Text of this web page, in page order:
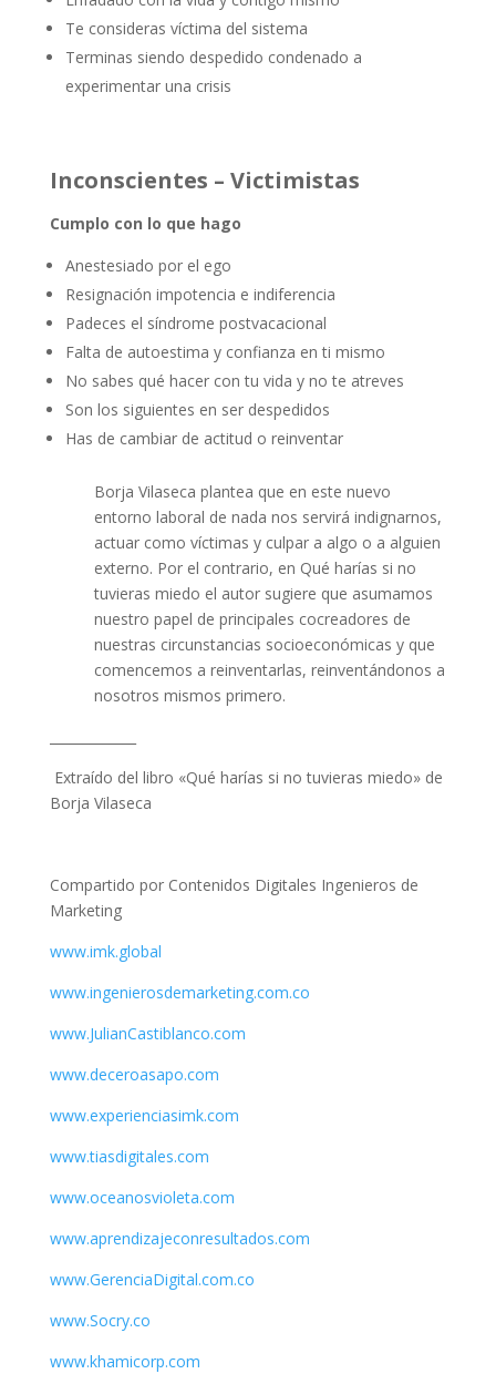
Te consideras víctima del sistema
Terminas siendo despedido condenado a
experimentar una crisis
Inconscientes – Victimistas
Cumplo con lo que hago
Anestesiado por el ego
Resignación impotencia e indiferencia
Padeces el síndrome postvacacional
Falta de autoestima y confianza en ti mismo
No sabes qué hacer con tu vida y no te atreves
Son los siguientes en ser despedidos
Has de cambiar de actitud o reinventar
Borja Vilaseca plantea que en este nuevo
entorno laboral de nada nos servirá indignarnos,
actuar como víctimas y culpar a algo o a alguien
externo. Por el contrario, en Qué harías si no
tuvieras miedo el autor sugiere que asumamos
nuestro papel de principales cocreadores de
nuestras circunstancias socioeconómicas y que
comencemos a reinventarlas, reinventándonos a
nosotros mismos primero.
Extraído del libro «Qué harías si no tuvieras miedo» de
Borja Vilaseca
Compartido por Contenidos Digitales Ingenieros de
Marketing
www.imk.global
www.ingenierosdemarketing.com.co
www.JulianCastiblanco.com
www.deceroasapo.com
www.experienciasimk.com
www.tiasdigitales.com
www.oceanosvioleta.com
www.aprendizajeconresultados.com
www.GerenciaDigital.com.co
www.Socry.co
www.khamicorp.com